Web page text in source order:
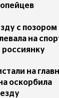
c позором
на
на
оскорбила